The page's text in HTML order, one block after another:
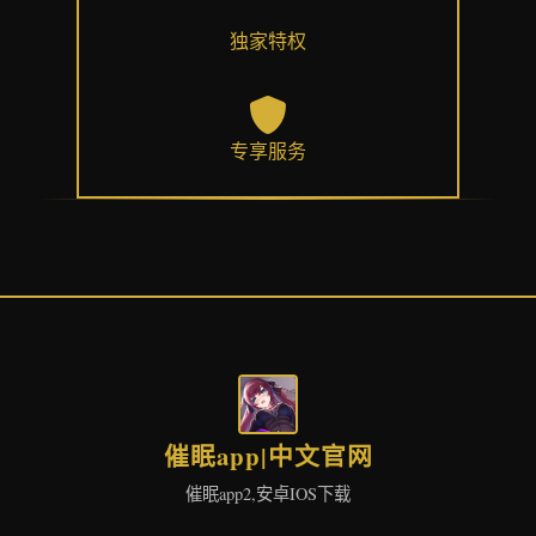
独家特权
专享服务
催眠app|中文官网
催眠app2,安卓IOS下载